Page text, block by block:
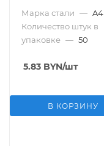
Марка стали — A4
Количество штук в
упаковке — 50
5.83 BYN/шт
В КОРЗИНУ